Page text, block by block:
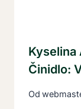
Kyselina
Činidlo:
Od